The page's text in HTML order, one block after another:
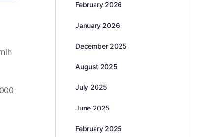
February 2026
January 2026
December 2025
August 2025
July 2025
June 2025
February 2025